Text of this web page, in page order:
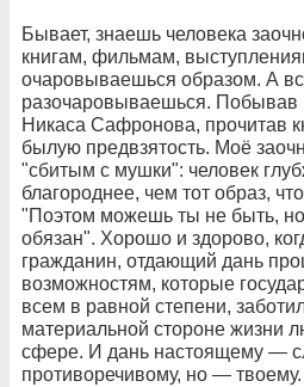
Бывает, знаешь человека
книгам, фильмам,
очаровываешься образом. А
разочаровываешься. Побывав
Никаса Сафронова, прочитав
былую предвзятость. Моё
"сбитым с мушки": человек
благороднее, чем тот образ,
"Поэтом можешь ты не быть,
обязан". Хорошо и здорово,
гражданин, отдающий дань
возможностям, которые
всем в равной степени,
материальной стороне жизни
сфере. И дань настоящему —
противоречивому, но — твоему.